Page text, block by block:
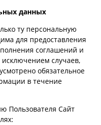
данных
ту персональную
для предоставления
соглашений и
исключением случаев,
обязательное
в течение
Пользователя Сайт